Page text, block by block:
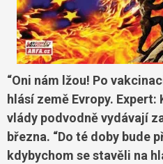
“Oni nám lžou! Po
hlásí země Evropy.
vlády podvodně vydávají
března. “Do té doby bude
kdybychom se stavěli na